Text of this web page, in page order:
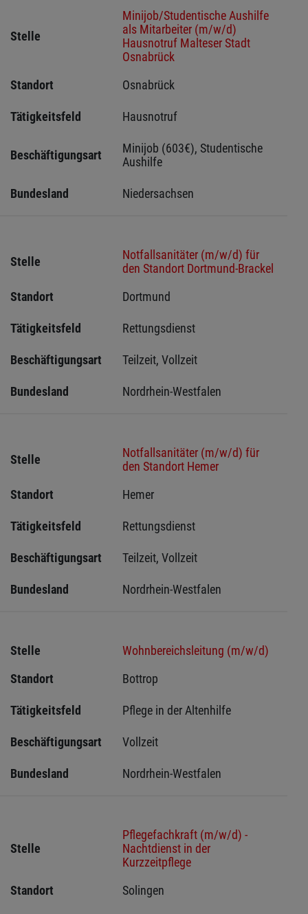
Stelle
Minijob/Studentische Aushilfe
als Mitarbeiter (m/w/d)
Hausnotruf Malteser Stadt
Osnabrück
Standort
Osnabrück
Tätigkeitsfeld Hausnotruf
Beschäftigungsart
Minijob (603€), Studentische
Aushilfe
Bundesland Niedersachsen
Stelle
Notfallsanitäter (m/w/d) für
den Standort Dortmund-Brackel
Standort
Dortmund
Tätigkeitsfeld Rettungsdienst
Beschäftigungsart Teilzeit, Vollzeit
Bundesland Nordrhein-Westfalen
Stelle
Notfallsanitäter (m/w/d) für
den Standort Hemer
Standort
Hemer
Tätigkeitsfeld Rettungsdienst
Beschäftigungsart Teilzeit, Vollzeit
Bundesland Nordrhein-Westfalen
Stelle
Wohnbereichsleitung (m/w/d)
Standort
Bottrop
Tätigkeitsfeld Pflege in der Altenhilfe
Beschäftigungsart Vollzeit
Bundesland Nordrhein-Westfalen
Stelle
Pflegefachkraft (m/w/d) -
Nachtdienst in der
Kurzzeitpflege
Standort
Solingen